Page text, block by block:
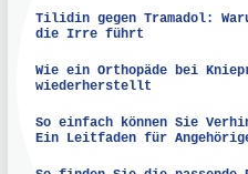
Tilidin gegen Tramadol:
die Irre führt
Wie ein Orthopäde bei
wiederherstellt
So einfach können Sie
Ein Leitfaden für